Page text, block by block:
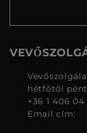
hétfőtől
+36 1 406 04
Email cím: